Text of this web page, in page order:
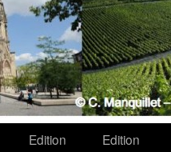
Edition
Edition